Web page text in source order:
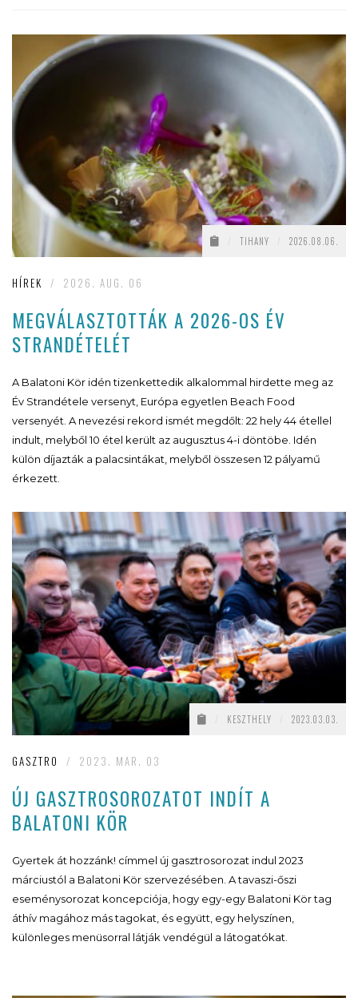
TIHANY 2026.08.06.
HÍREK / 2026. AUG. 06
MEGVÁLASZTOTTÁK A 2026-OS ÉV
STRANDÉTELÉT
A Balatoni Kör idén tizenkettedik alkalommal hirdette meg az
Év Strandétele versenyt, Európa egyetlen Beach Food
versenyét. A nevezési rekord ismét megdőlt: 22 hely 44 étellel
indult, melyből 10 étel került az augusztus 4-i döntöbe. Idén
külön díjazták a palacsintákat, melyből összesen 12 pályamű
érkezett.
KESZTHELY 2023.03.03.
GASZTRO / 2023. MAR. 03
ÚJ GASZTROSOROZATOT INDÍT A
BALATONI KÖR
Gyertek át hozzánk! címmel új gasztrosorozat indul 2023
márciustól a Balatoni Kör szervezésében. A tavaszi-őszi
eseménysorozat koncepciója, hogy egy-egy Balatoni Kör tag
áthív magához más tagokat, és együtt, egy helyszínen,
különleges menüsorral látják vendégül a látogatókat.